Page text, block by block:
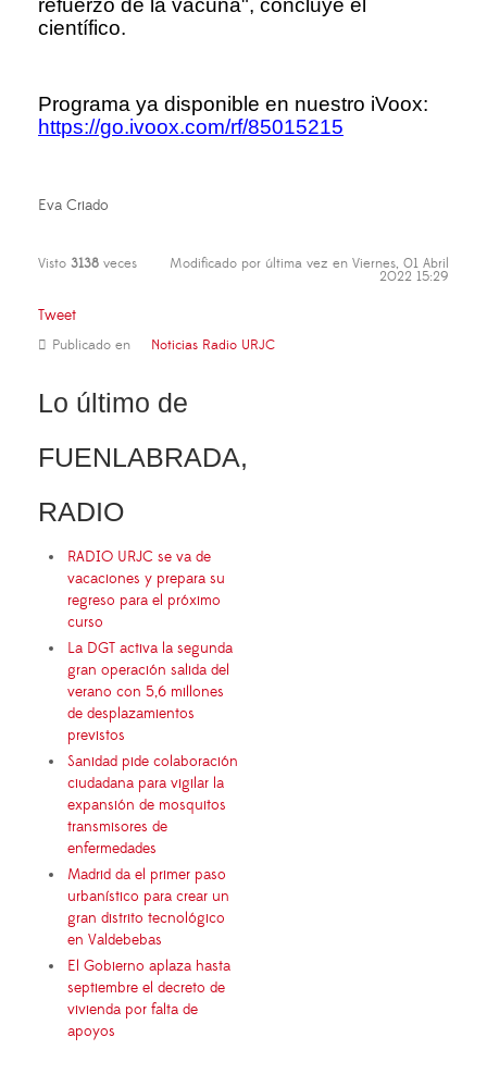
científico.
Programa ya disponible en nuestro iVoox:
https://go.ivoox.com/rf/85015215
Eva Criado
Visto 3138 veces Modificado por última vez en Viernes, 01 Abril
2022 15:29
Tweet
Publicado en Noticias Radio URJC
Lo último de
FUENLABRADA,
RADIO
RADIO URJC se va de
vacaciones y prepara su
regreso para el próximo
curso
La DGT activa la segunda
gran operación salida del
verano con 5,6 millones
de desplazamientos
previstos
Sanidad pide colaboración
ciudadana para vigilar la
expansión de mosquitos
transmisores de
enfermedades
Madrid da el primer paso
urbanístico para crear un
gran distrito tecnológico
en Valdebebas
El Gobierno aplaza hasta
septiembre el decreto de
vivienda por falta de
apoyos